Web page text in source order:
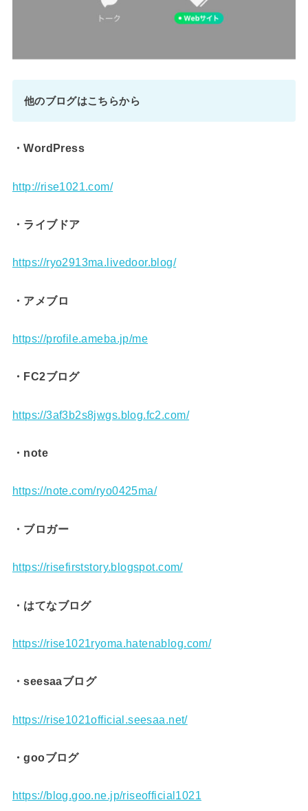
他のブログはこちらから
・WordPress
http://rise1021.com/
・ライブドア
https://ryo2913ma.livedoor.blog/
・アメブロ
https://profile.ameba.jp/me
・FC2ブログ
https://3af3b2s8jwgs.blog.fc2.com/
・note
https://note.com/ryo0425ma/
・ブロガー
https://risefirststory.blogspot.com/
・はてなブログ
https://rise1021ryoma.hatenablog.com/
・seesaaブログ
https://rise1021official.seesaa.net/
・gooブログ
https://blog.goo.ne.jp/riseofficial1021